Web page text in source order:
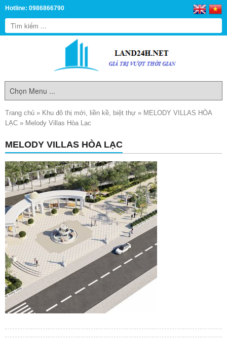
Hotline: 0986866790
Trang chủ » Khu đô thị mới, liền kề, biệt thự » MELODY VILLAS HÒA
LẠC » Melody Villas Hòa Lạc
MELODY VILLAS HÒA LẠC